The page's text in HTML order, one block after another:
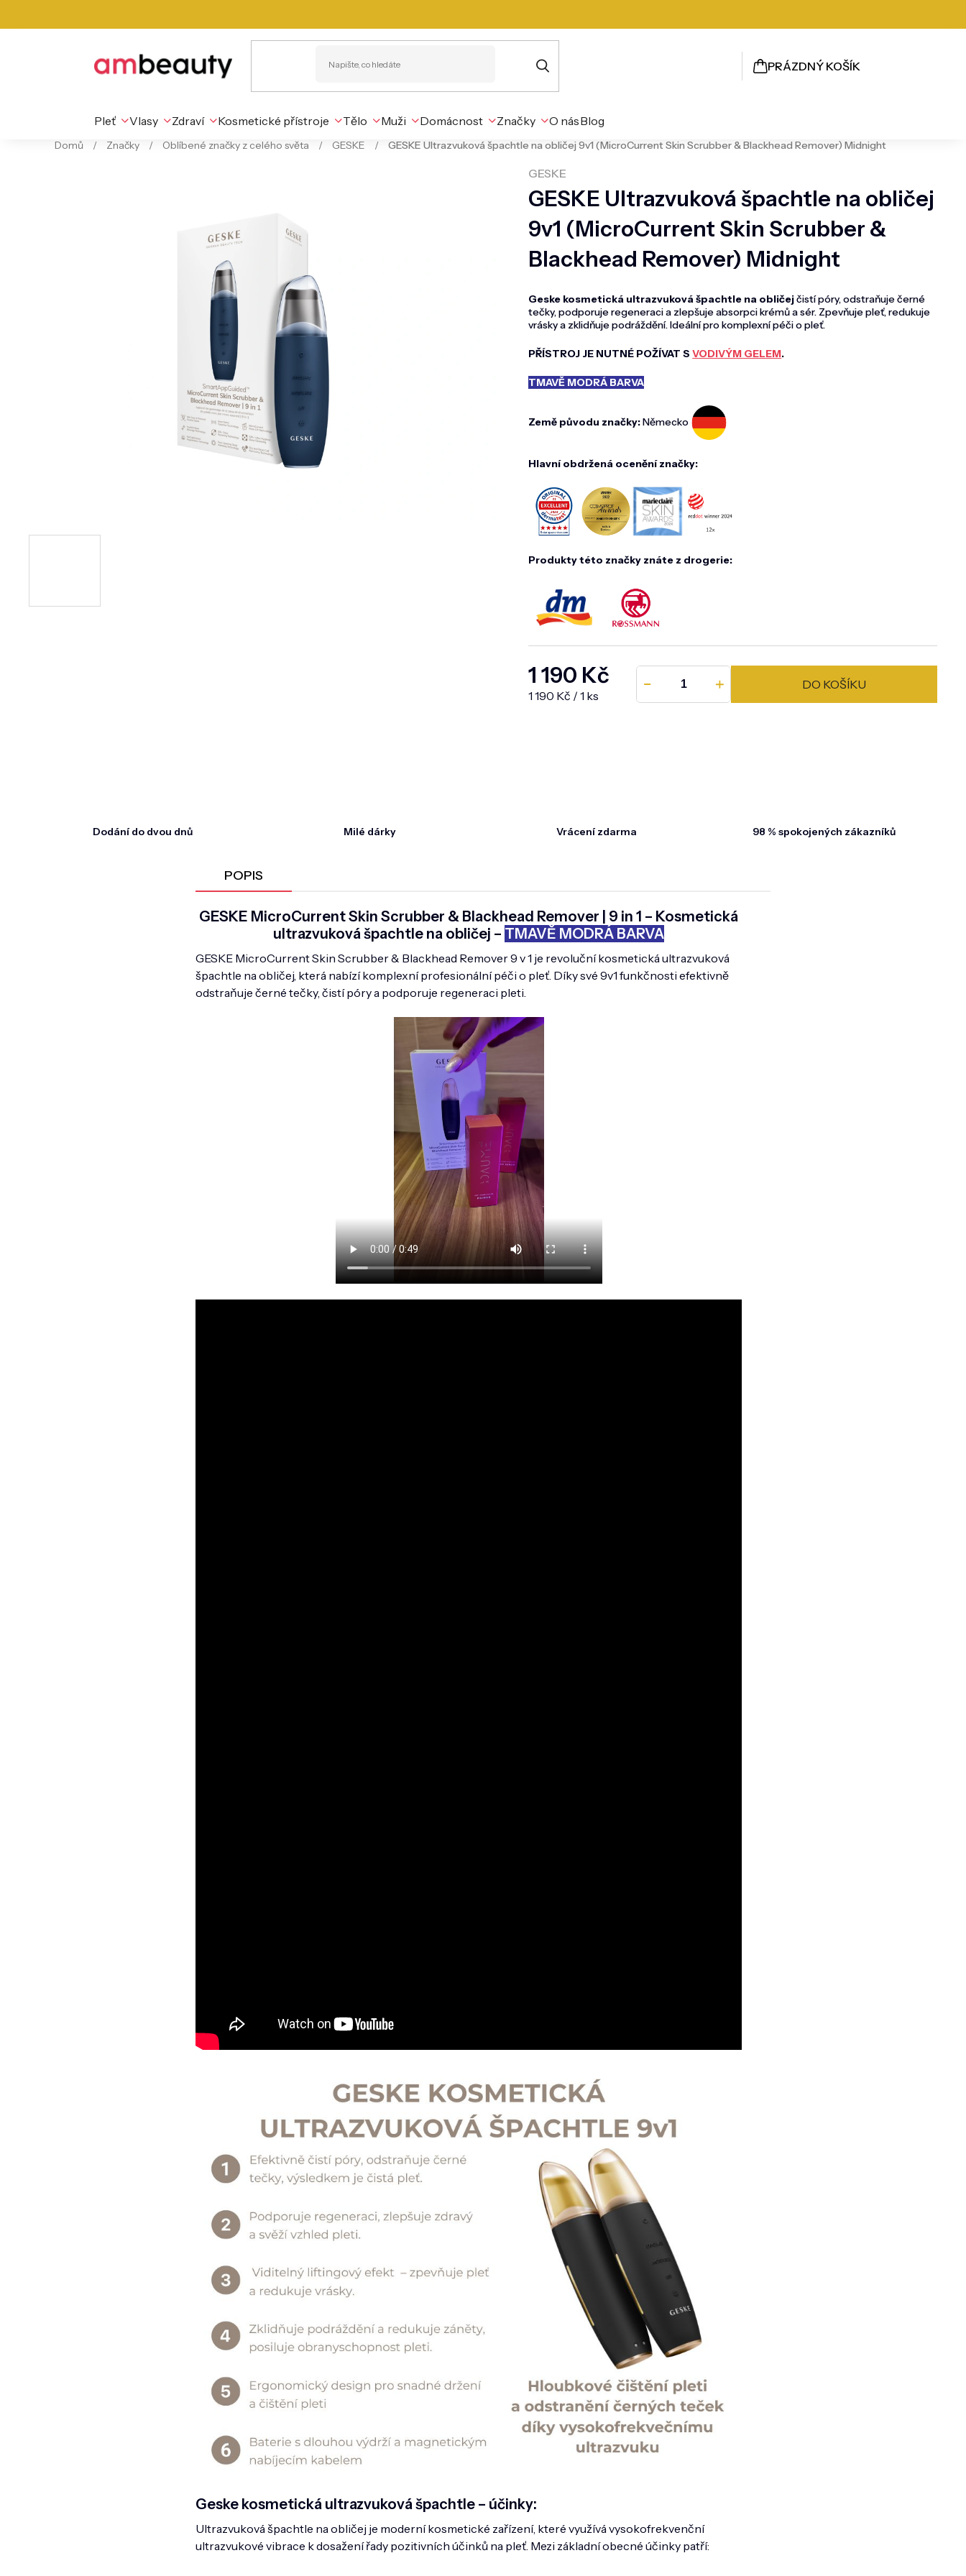
NÁKUPNÍ
PRÁZDNÝ KOŠÍK
Pleť Vlasy Zdraví Kosmetické přístroje Tělo Muži Domácnost Značky O násBlog
Domů / Značky / Oblíbené značky z celého světa / GESKE / GESKE Ultrazvuková špachtle na obličej 9v1 (MicroCurrent Skin Scrubber & Blackhead Remover) Midnight
GESKE Ultrazvuková špachtle na obličej
9v1 (MicroCurrent Skin Scrubber &
Blackhead Remover) Midnight
GESKE
Geske kosmetická ultrazvuková špachtle na obličejčistí póry, odstraňuje černé
tečky, podporuje regeneraci a zlepšuje absorpci krémů a sér. Zpevňuje pleť, redukuje
vrásky a zklidňuje podráždění. Ideální pro komplexní péči o pleť.
PŘÍSTROJ JE NUTNÉ POŽÍVAT SVODIVÝM GELEM.
TMAVĚ MODRÁ BARVA
Země původu značky:Německo
Hlavní obdržená ocenění značky:
Produkty této značky znáte z drogerie:
1 190 Kč
Měrná cena:
1 190 Kč / 1 ks
DO KOŠÍKU
Dodání do dvou dnů Milé dárky Vrácení zdarma 98 % spokojených zákazníků
POPIS
GESKE MicroCurrent Skin Scrubber & Blackhead Remover | 9 in 1 – Kosmetická
ultrazvuková špachtle na obličej – TMAVĚ MODRÁ BARVA
GESKE MicroCurrent Skin Scrubber & Blackhead Remover 9 v 1 je revoluční kosmetická ultrazvuková
špachtle na obličej, která nabízí komplexní profesionální péči o pleť. Díky své 9v1 funkčnosti efektivně
odstraňuje černé tečky, čistí póry a podporuje regeneraci pleti.
Geske kosmetická ultrazvuková špachtle – účinky:
Ultrazvuková špachtle na obličej je moderní kosmetické zařízení, které využívá vysokofrekvenční
ultrazvukové vibrace k dosažení řady pozitivních účinků na pleť. Mezi základní obecné účinky patří: